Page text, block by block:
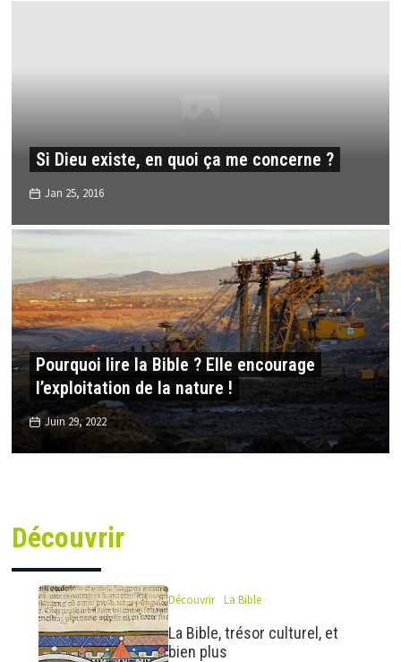
Si Dieu existe, en quoi ça me concerne ?
Jan 25, 2016
Pourquoi lire la Bible ? Elle encourage
l’exploitation de la nature !
Juin 29, 2022
Découvrir
Découvrir La Bible
La Bible, trésor culturel, et
bien plus